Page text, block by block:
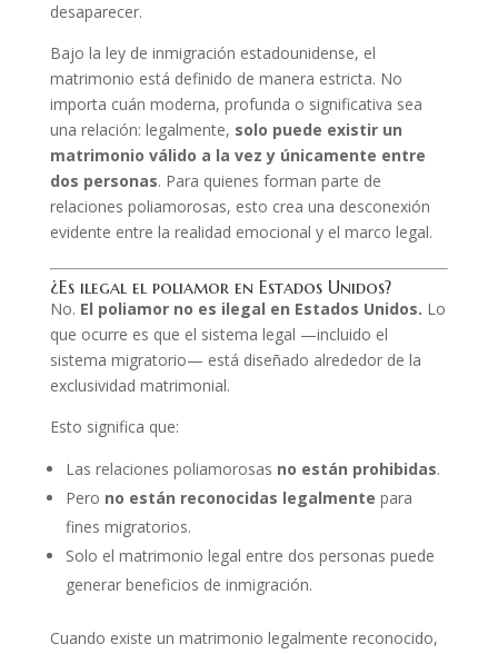
desaparecer.
Bajo la ley de inmigración estadounidense, el
matrimonio está definido de manera estricta. No
importa cuán moderna, profunda o significativa sea
una relación: legalmente, solo puede existir un
matrimonio válido a la vez y únicamente entre
dos personas. Para quienes forman parte de
relaciones poliamorosas, esto crea una desconexión
evidente entre la realidad emocional y el marco legal.
¿Es ilegal el poliamor en Estados Unidos?
No. El poliamor no es ilegal en Estados Unidos. Lo
que ocurre es que el sistema legal —incluido el
sistema migratorio— está diseñado alrededor de la
exclusividad matrimonial.
Esto significa que:
Las relaciones poliamorosas no están prohibidas.
Pero no están reconocidas legalmente para
fines migratorios.
Solo el matrimonio legal entre dos personas puede
generar beneficios de inmigración.
Cuando existe un matrimonio legalmente reconocido,